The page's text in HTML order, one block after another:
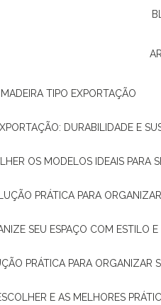
TIPO EXPORTAÇÃO
DURABILIDADE E
OS MODELOS IDEAIS PARA
PRÁTICA PARA
SEU ESPAÇO COM ESTILO
PRÁTICA PARA ORGANIZAR
E AS MELHORES